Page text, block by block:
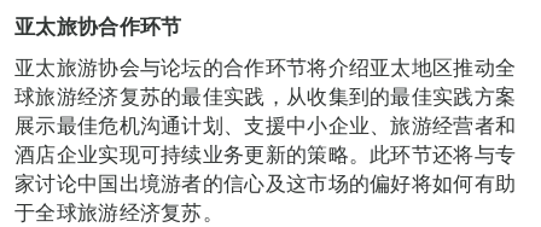
亚太旅协合作环节
亚太旅游协会与论坛的合作环节将介绍亚太地区推动全
球旅游经济复苏的最佳实践，从收集到的最佳实践方案
展示最佳危机沟通计划、支援中小企业、旅游经营者和
酒店企业实现可持续业务更新的策略。此环节还将与专
家讨论中国出境游者的信心及这市场的偏好将如何有助
于全球旅游经济复苏。